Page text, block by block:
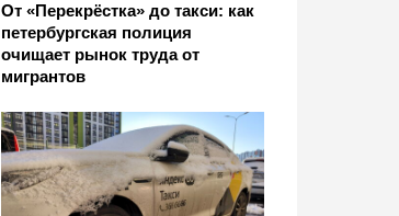
От «Перекрёстка» до такси: как
петербургская полиция
очищает рынок труда от
мигрантов